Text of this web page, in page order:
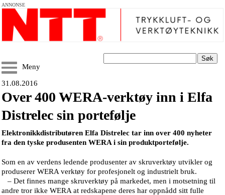
ANNONSE
Søk
Meny
31.08.2016
Over 400 WERA-verktøy inn i Elfa
Distrelec sin portefølje
Elektronikkdistributøren Elfa Distrelec tar inn over 400 nyheter
fra den tyske produsenten WERA i sin produktportefølje.
Som en av verdens ledende produsenter av skruverktøy utvikler og
produserer WERA verktøy for profesjonelt og industrielt bruk.
– Det finnes mange skruverktøy på markedet, men i motsetning til
andre tror ikke WERA at redskapene deres har oppnådd sitt fulle